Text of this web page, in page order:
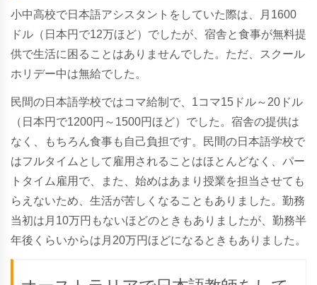
小中高校で日本語アシスタントをしていた際は、月1600
ドル（日本円で12万ほど）でしたが、宿舎と食事が無料提
供で生活に困ることはありませんでした。ただ、スクール
ホリデー中は無給でした。
民間の日本語学校ではコマ給制で、1コマ15ドル～20ドル
（日本円で1200円～1500円ほど）でした。宿舎の提供は
なく、もちろん食事も自己負担です。民間の日本語学校で
はフルタイムとして雇用されることはほとんどなく、パー
トタイム雇用で、また、始めはあまり授業を担当させても
らえないため、生活が苦しくなることもありました。勤務
当初は月10万円もないほどのときもありましたが、勤務半
年後くらいからは月20万円ほどになるときもありました。